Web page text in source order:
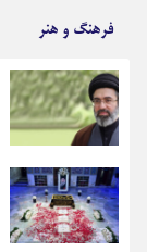
فرهنگ و هنر